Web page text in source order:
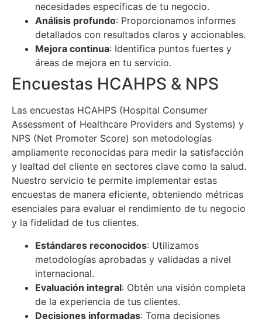
necesidades específicas de tu negocio.
Análisis profundo: Proporcionamos informes
detallados con resultados claros y accionables.
Mejora continua: Identifica puntos fuertes y
áreas de mejora en tu servicio.
Encuestas HCAHPS & NPS
Las encuestas HCAHPS (Hospital Consumer
Assessment of Healthcare Providers and Systems) y
NPS (Net Promoter Score) son metodologías
ampliamente reconocidas para medir la satisfacción
y lealtad del cliente en sectores clave como la salud.
Nuestro servicio te permite implementar estas
encuestas de manera eficiente, obteniendo métricas
esenciales para evaluar el rendimiento de tu negocio
y la fidelidad de tus clientes.
Estándares reconocidos: Utilizamos
metodologías aprobadas y validadas a nivel
internacional.
Evaluación integral: Obtén una visión completa
de la experiencia de tus clientes.
Decisiones informadas: Toma decisiones